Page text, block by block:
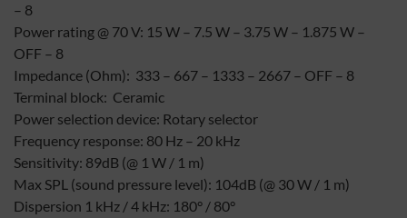
– 8
Power rating @ 70 V: 15 W – 7.5 W – 3.75 W – 1.875 W –
OFF – 8
Impedance (Ohm): 333 – 667 – 1333 – 2667 – OFF – 8
Terminal block: Ceramic
Power selection device: Rotary selector
Frequency response: 80 Hz – 20 kHz
Sensitivity: 89dB (@ 1 W / 1 m)
Max SPL (sound pressure level): 104dB (@ 30 W / 1 m)
Dispersion 1 kHz / 4 kHz: 180° / 80°